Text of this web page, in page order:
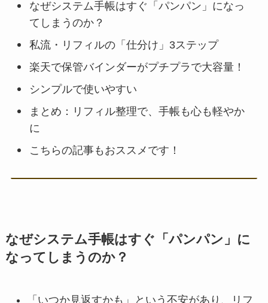
なぜシステム手帳はすぐ「パンパン」になっ
てしまうのか？
私流・リフィルの「仕分け」3ステップ
楽天で保管バインダーがプチプラで大容量！
シンプルで使いやすい
まとめ：リフィル整理で、手帳も心も軽やか
に
こちらの記事もおススメです！
なぜシステム手帳はすぐ「パンパン」に
なってしまうのか？
「いつか見返すかも」という不安があり、リフ